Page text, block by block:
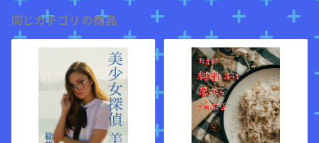
同じカテゴリの商品